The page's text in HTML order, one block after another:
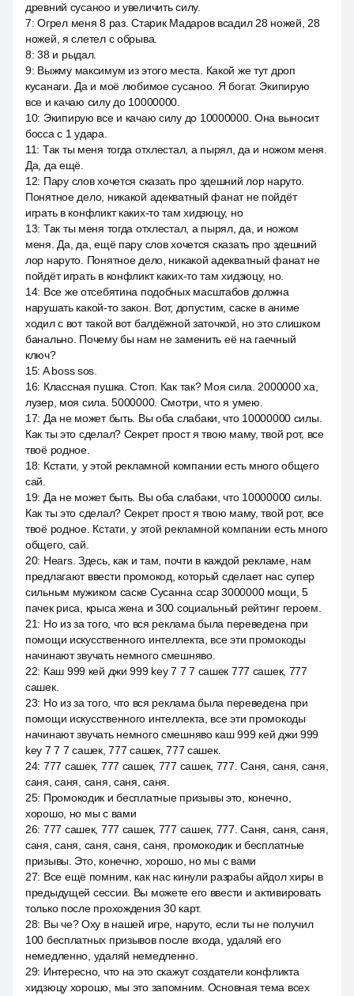
древний сусаноо и увеличить силу.
7:Огрел меня 8 раз. Старик Мадаров всадил 28 ножей, 28
ножей, я слетел с обрыва.
8:38 и рыдал.
9: Выжму максимум из этого места. Какой же тут дроп
кусанаги. Да и моё любимое сусаноо. Я богат. Экипирую
все и качаю силу до 10000000.
10: Экипирую все и качаю силу до 10000000. Она выносит
босса с 1 удара.
11: Так ты меня тогда отхлестал, а пырял, да и ножом меня.
Да, да ещё.
12: Пару слов хочется сказать про здешний лор наруто.
Понятное дело, никакой адекватный фанат не пойдёт
играть в конфликт каких-то там хидзюцу, но
13: Так ты меня тогда отхлестал, а пырял, да, и ножом
меня. Да, да, ещё пару слов хочется сказать про здешний
лор наруто. Понятное дело, никакой адекватный фанат не
пойдёт играть в конфликт каких-то там хидзюцу, но.
14: Все же отсебятина подобных масштабов должна
нарушать какой-то закон. Вот, допустим, саске в аниме
ходил с вот такой вот балдёжной заточкой, но это слишком
банально. Почему бы нам не заменить её на гаечный
ключ?
15: A boss sos.
16: Классная пушка. Стоп. Как так? Моя сила. 2000000 ха,
лузер, моя сила. 5000000. Смотри, что я умею.
17: Да не может быть. Вы оба слабаки, что 10000000 силы.
Как ты это сделал? Секрет прост я твою маму, твой рот, все
твоё родное.
18: Кстати, у этой рекламной компании есть много общего
сай.
19: Да не может быть. Вы оба слабаки, что 10000000 силы.
Как ты это сделал? Секрет прост я твою маму, твой рот, все
твоё родное. Кстати, у этой рекламной компании есть много
общего, сай.
20: Hears. Здесь, как и там, почти в каждой рекламе, нам
предлагают ввести промокод, который сделает нас супер
сильным мужиком саске Сусанна ссар 3000000 мощи, 5
пачек риса, крыса жена и 300 социальный рейтинг героем.
21: Но из за того, что вся реклама была переведена при
помощи искусственного интеллекта, все эти промокоды
начинают звучать немного смешняво.
22: Каш 999 кей джи 999 key 7 7 7 сашек 777 сашек, 777
сашек.
23: Но из за того, что вся реклама была переведена при
помощи искусственного интеллекта, все эти промокоды
начинают звучать немного смешняво каш 999 кей джи 999
key 7 7 7 сашек, 777 сашек, 777 сашек.
24: 777 сашек, 777 сашек, 777 сашек, 777. Саня, саня, саня,
саня, саня, саня, саня, саня.
25: Промокодик и бесплатные призывы это, конечно,
хорошо, но мы с вами
26: 777 сашек, 777 сашек, 777 сашек, 777. Саня, саня, саня,
саня, саня, саня, саня, саня, промокодик и бесплатные
призывы. Это, конечно, хорошо, но мы с вами
27: Все ещё помним, как нас кинули разрабы айдол хиры в
предыдущей сессии. Вы можете его ввести и активировать
только после прохождения 30 карт.
28: Вы че? Оху в нашей игре, наруто, если ты не получил
100 бесплатных призывов после входа, удаляй его
немедленно, удаляй немедленно.
29: Интересно, что на это скажут создатели конфликта
хидзюцу хорошо, мы это запомним. Основная тема всех